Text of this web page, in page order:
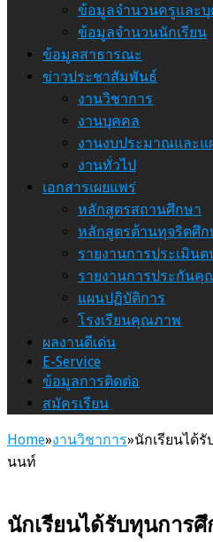
ข้อมูลจำนวนครูและบุ
ข้อมูลจำนวนนักเรียน
ข้อมูลสาธารณะ
ข่าวประชาสัมพันธ์
งานวิชาการ
งานบุคคล
งานงบประมาณและแ
งานทั่วไป
เอกสารเผยแพร่
หลักสูตรสถานศึกษา
หลักสูตรต้านทุจริตศึก
รายงานการประเมินต
รายงานการประกันคุ
แผนปฏิบัติการ
โรงเรียนคุณภาพ
ผลงานดีเด่น
E-Service
ข้อมูลการติดต่อ
สมัครเรียน
Home»งานวิชาการ»นักเรียนได้
นนท์
นักเรียนได้รับทุนการ